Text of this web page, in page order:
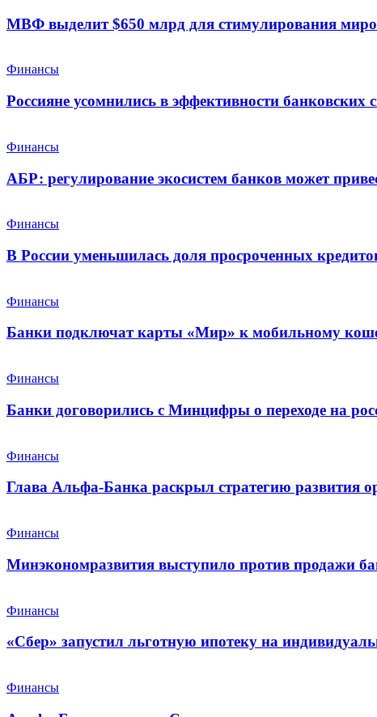
МВФ выделит $650 млрд для стимулирования
Финансы
Россияне усомнились в эффективности банковских
Финансы
АБР: регулирование экосистем банков может
Финансы
В России уменьшилась доля просроченных
Финансы
Банки подключат карты «Мир» к мобильному
Финансы
Банки договорились с Минцифры о переходе на
Финансы
Глава Альфа-Банка раскрыл стратегию развития
Финансы
Минэкономразвития выступило против продажи
Финансы
«Сбер» запустил льготную ипотеку на
Финансы